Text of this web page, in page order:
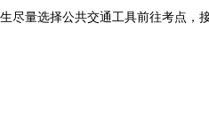
量选择公共交通工具前往考点，